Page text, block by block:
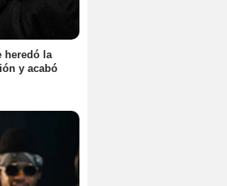
heredó la
y acabó